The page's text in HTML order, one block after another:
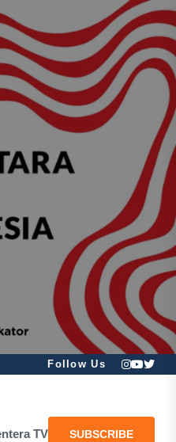
Follow Us
TV SUBSCRIBE